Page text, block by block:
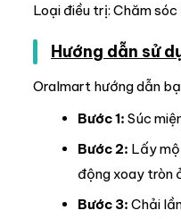
Loại điều trị: Chăm
Hướng dẫn sử
Oralmart hướng dẫn
Bước 1: Súc
Bước 2: Lấy
động xoay tròn
Bước 3: Chải